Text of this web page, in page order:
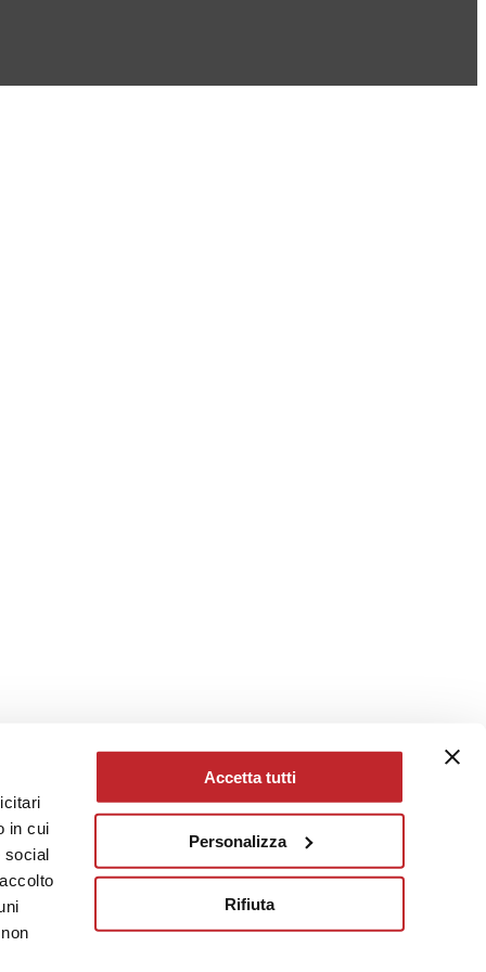
in cui
social
Accetta tutti
Personalizza
Rifiuta